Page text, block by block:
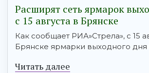
Расширят сеть ярмарок
с 15 августа в Брянске
Как сообщает РИА»Стрела», с 15
Брянске ярмарки выходного дня
Читать далее